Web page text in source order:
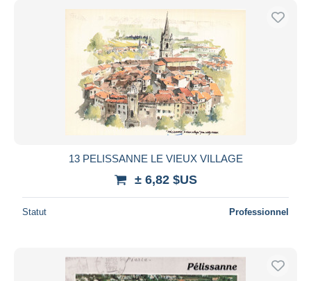
13 PELISSANNE LE VIEUX VILLAGE
± 6,82 $US
Statut Professionnel